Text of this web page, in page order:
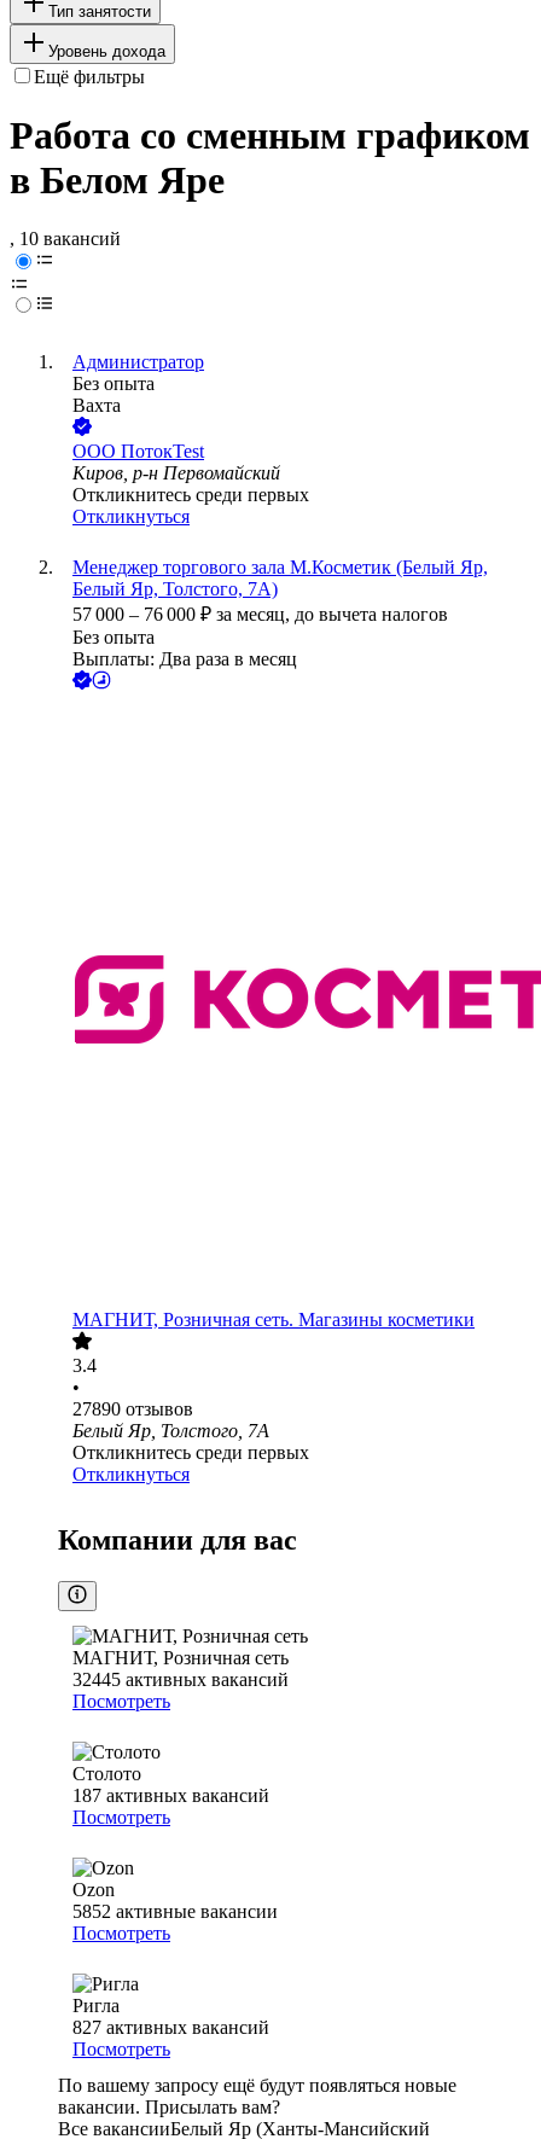
Тип занятости
Уровень дохода
Ещё фильтры
Работа со сменным графиком
в Белом Яре
, 10 вакансий
Администратор
Без опыта
Вахта
ООО ПотокTest
Киров, р-н Первомайский
Откликнитесь среди первых
Откликнуться
Менеджер торгового зала М.Косметик (Белый Яр,
Белый Яр, Толстого, 7А)
57 000 – 76 000 ₽ за месяц, до вычета налогов
Без опыта
Выплаты: Два раза в месяц
МАГНИТ, Розничная сеть. Магазины косметики
3.4
•
27890 отзывов
Белый Яр, Толстого, 7А
Откликнитесь среди первых
Откликнуться
Компании для вас
МАГНИТ, Розничная сеть
32445 активных вакансий
Посмотреть
Столото
187 активных вакансий
Посмотреть
Ozon
5852 активные вакансии
Посмотреть
Ригла
827 активных вакансий
Посмотреть
По вашему запросу ещё будут появляться новые
вакансии. Присылать вам?
Все вакансииБелый Яр (Ханты-Мансийский